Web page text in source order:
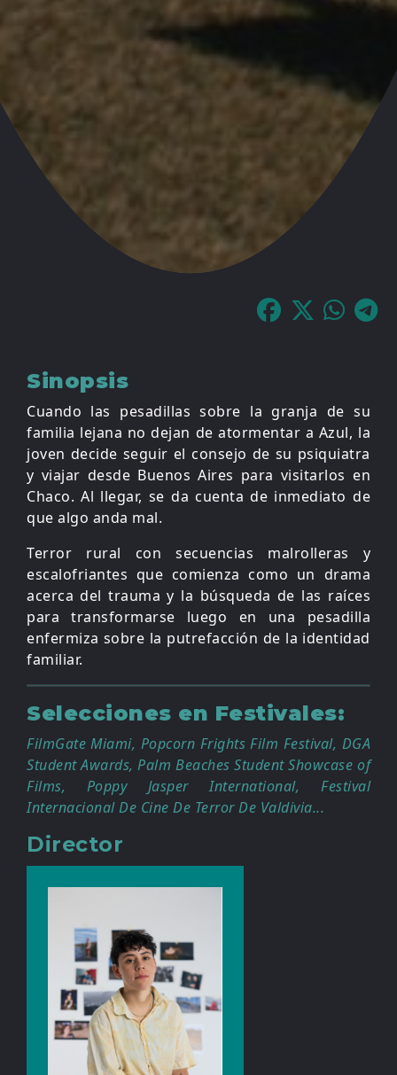
Sinopsis
Cuando las pesadillas sobre la granja de su
familia lejana no dejan de atormentar a Azul, la
joven decide seguir el consejo de su psiquiatra
y viajar desde Buenos Aires para visitarlos en
Chaco. Al llegar, se da cuenta de inmediato de
que algo anda mal.
Terror rural con secuencias malrolleras y
escalofriantes que comienza como un drama
acerca del trauma y la búsqueda de las raíces
para transformarse luego en una pesadilla
enfermiza sobre la putrefacción de la identidad
familiar.
Selecciones en Festivales:
FilmGate Miami, Popcorn Frights Film Festival, DGA
Student Awards, Palm Beaches Student Showcase of
Films, Poppy Jasper International, Festival
Internacional De Cine De Terror De Valdivia...
Director